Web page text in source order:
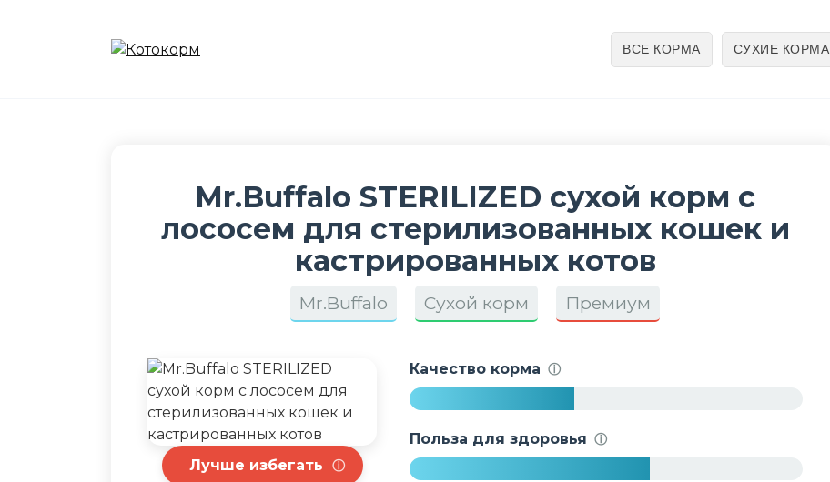
ВСЕ КОРМА СУХИЕ КОРМА
Mr.Buffalo STERILIZED сухой корм с
лососем для стерилизованных кошек и
кастрированных котов
Mr.Buffalo Сухой корм Премиум
Лучше избегать ⓘ
Качество корма ⓘ
Польза для здоровья ⓘ